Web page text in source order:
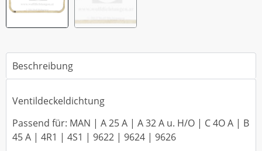
Beschreibung
Ventildeckeldichtung
Passend für: MAN | A 25 A | A 32 A u. H/O | C 4O A | B
45 A | 4R1 | 4S1 | 9622 | 9624 | 9626